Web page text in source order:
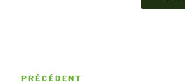
Navigation
PRÉCÉDENT